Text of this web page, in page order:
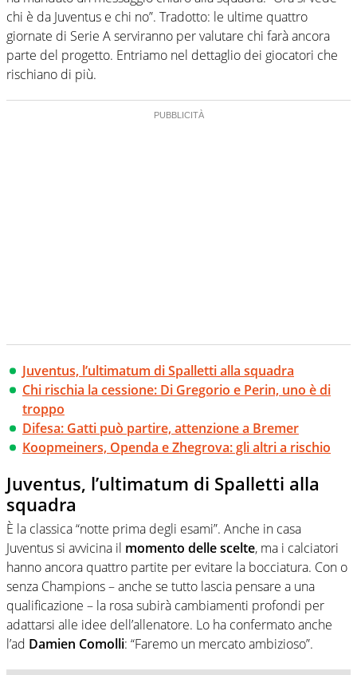
chi è da Juventus e chi no”. Tradotto: le ultime quattro
giornate di Serie A serviranno per valutare chi farà ancora
parte del progetto. Entriamo nel dettaglio dei giocatori che
rischiano di più.
Juventus, l’ultimatum di Spalletti alla squadra
Chi rischia la cessione: Di Gregorio e Perin, uno è di
troppo
Difesa: Gatti può partire, attenzione a Bremer
Koopmeiners, Openda e Zhegrova: gli altri a rischio
Juventus, l’ultimatum di Spalletti alla
squadra
È la classica “notte prima degli esami”. Anche in casa
Juventus si avvicina il momento delle scelte, ma i calciatori
hanno ancora quattro partite per evitare la bocciatura. Con o
senza Champions – anche se tutto lascia pensare a una
qualificazione – la rosa subirà cambiamenti profondi per
adattarsi alle idee dell’allenatore. Lo ha confermato anche
l’ad Damien Comolli: “Faremo un mercato ambizioso”.